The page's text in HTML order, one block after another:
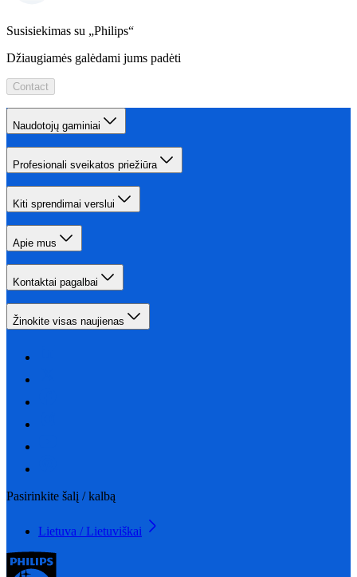
Susisiekimas su „Philips“
Džiaugiamės galėdami jums padėti
Contact
Naudotojų gaminiai
Profesionali sveikatos priežiūra
Kiti sprendimai verslui
Apie mus
Kontaktai pagalbai
Žinokite visas naujienas
Pasirinkite šalį / kalbą
Lietuva / Lietuviškai